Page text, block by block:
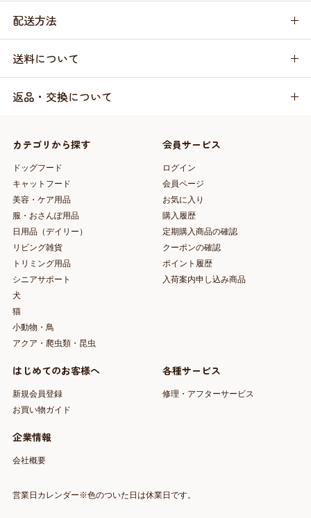
配送方法
送料について
返品・交換について
カテゴリから探す
ドッグフード
キャットフード
美容・ケア用品
服・おさんぽ用品
日用品（デイリー）
リビング雑貨
トリミング用品
シニアサポート
犬
猫
小動物・鳥
アクア・爬虫類・昆虫
会員サービス
ログイン
会員ページ
お気に入り
購入履歴
定期購入商品の確認
クーポンの確認
ポイント履歴
入荷案内申し込み商品
はじめてのお客様へ
新規会員登録
お買い物ガイド
各種サービス
修理・アフターサービス
企業情報
会社概要
営業日カレンダー※色のついた日は休業日です。